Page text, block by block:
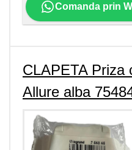
Comanda prin
CLAPETA Priza
Allure alba